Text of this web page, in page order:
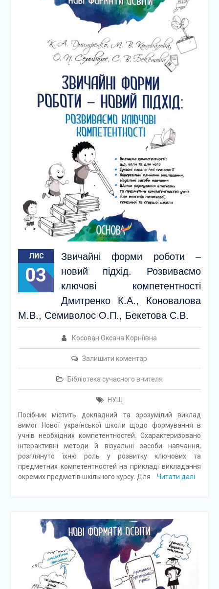
ЛИС
03
Звичайні форми роботи –
новий підхід. Розвиваємо
ключові компетентності
Дмитренко К.А., Коновалова
М.В., Семиволос О.П., Бекетова С.В.
Косован Оксана Корніївна
Залишити коментар
Бібліотека сучасного вчителя
НУШ
Посібник містить докладний та зрозумілий виклад
вимог Нової української школи щодо формування в
учнів необхідних компетентностей. Схарактеризовано
інтерактивні методи й візуальні засоби навчання,
розглянуто їхню роль у розвитку ключових та
предметних компетентностей на прикладі викладання
окремих предметів шкільного курсу. Для
Читати далі